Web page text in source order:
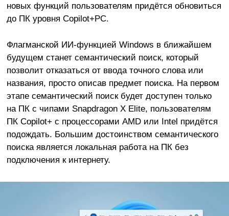
новых функций пользователям придётся обновиться
до ПК уровня Copilot+PC.
Флагманской ИИ-функцией Windows в ближайшем
будущем станет семантический поиск, который
позволит отказаться от ввода точного слова или
названия, просто описав предмет поиска. На первом
этапе семантический поиск будет доступен только
на ПК с чипами Snapdragon X Elite, пользователям
ПК Copilot+ с процессорами AMD или Intel придётся
подождать. Большим достоинством семантического
поиска является локальная работа на ПК без
подключения к интернету.